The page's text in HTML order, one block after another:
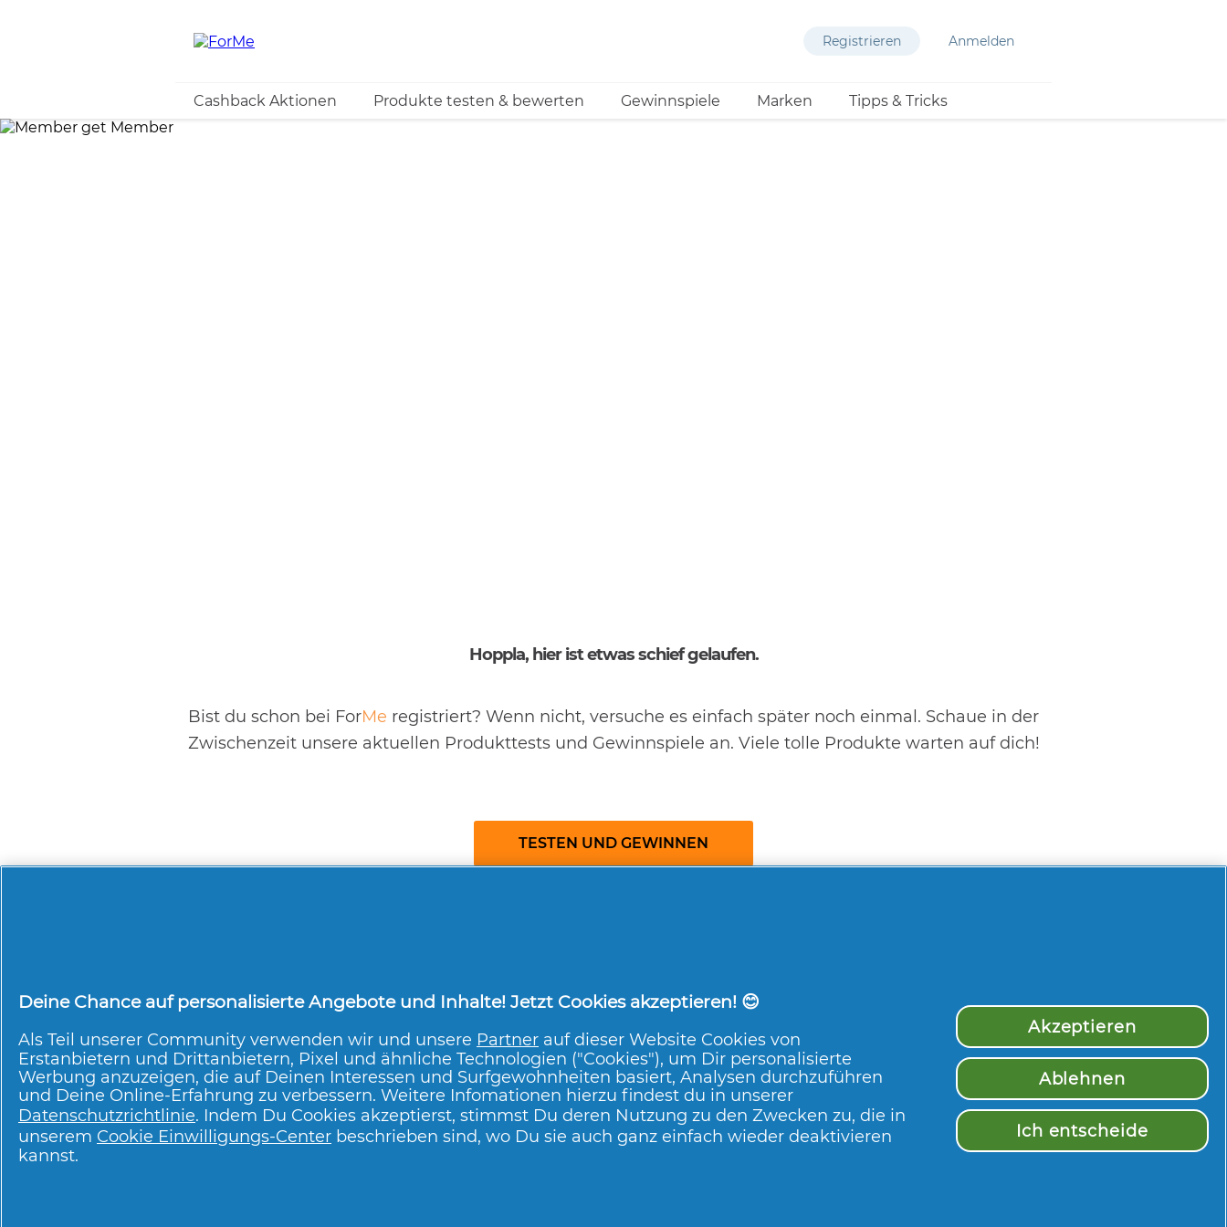
Registrieren Anmelden
Cashback Aktionen Produkte testen & bewerten Gewinnspiele Marken Tipps & Tricks
Hoppla, hier ist etwas schief gelaufen.
Bist du schon bei ForMe registriert? Wenn nicht, versuche es einfach später noch einmal. Schaue in der
Zwischenzeit unsere aktuellen Produkttests und Gewinnspiele an. Viele tolle Produkte warten auf dich!
TESTEN UND GEWINNEN
Über P & G
Über uns
Kontakt
pg.com besuchen
Mehr Inspiration
Deine Chance auf personalisierte Angebote und Inhalte! Jetzt Cookies akzeptieren! 😊
Als Teil unserer Community verwenden wir und unsere Partner auf dieser Website Cookies von
Erstanbietern und Drittanbietern, Pixel und ähnliche Technologien ("Cookies"), um Dir personalisierte
Werbung anzuzeigen, die auf Deinen Interessen und Surfgewohnheiten basiert, Analysen durchzuführen
und Deine Online-Erfahrung zu verbessern. Weitere Infomationen hierzu findest du in unserer
Datenschutzrichtlinie. Indem Du Cookies akzeptierst, stimmst Du deren Nutzung zu den Zwecken zu, die in
unserem Cookie Einwilligungs-Center beschrieben sind, wo Du sie auch ganz einfach wieder deaktivieren
kannst.
Akzeptieren
Ablehnen
Ich entscheide